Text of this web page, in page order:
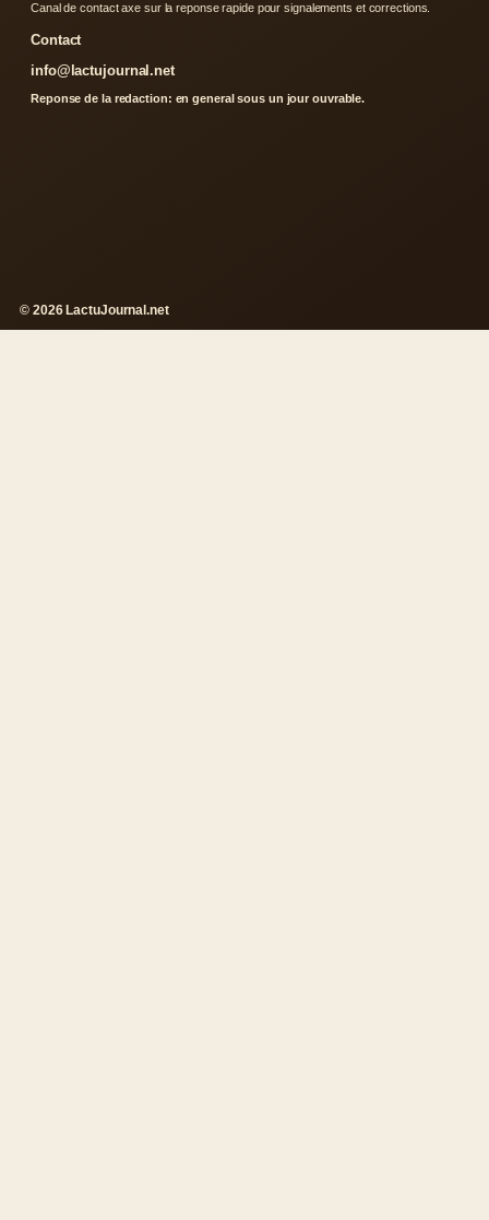
Canal de contact axe sur la reponse rapide pour signalements et corrections.
Contact
info@lactujournal.net
Reponse de la redaction: en general sous un jour ouvrable.
© 2026 LactuJournal.net